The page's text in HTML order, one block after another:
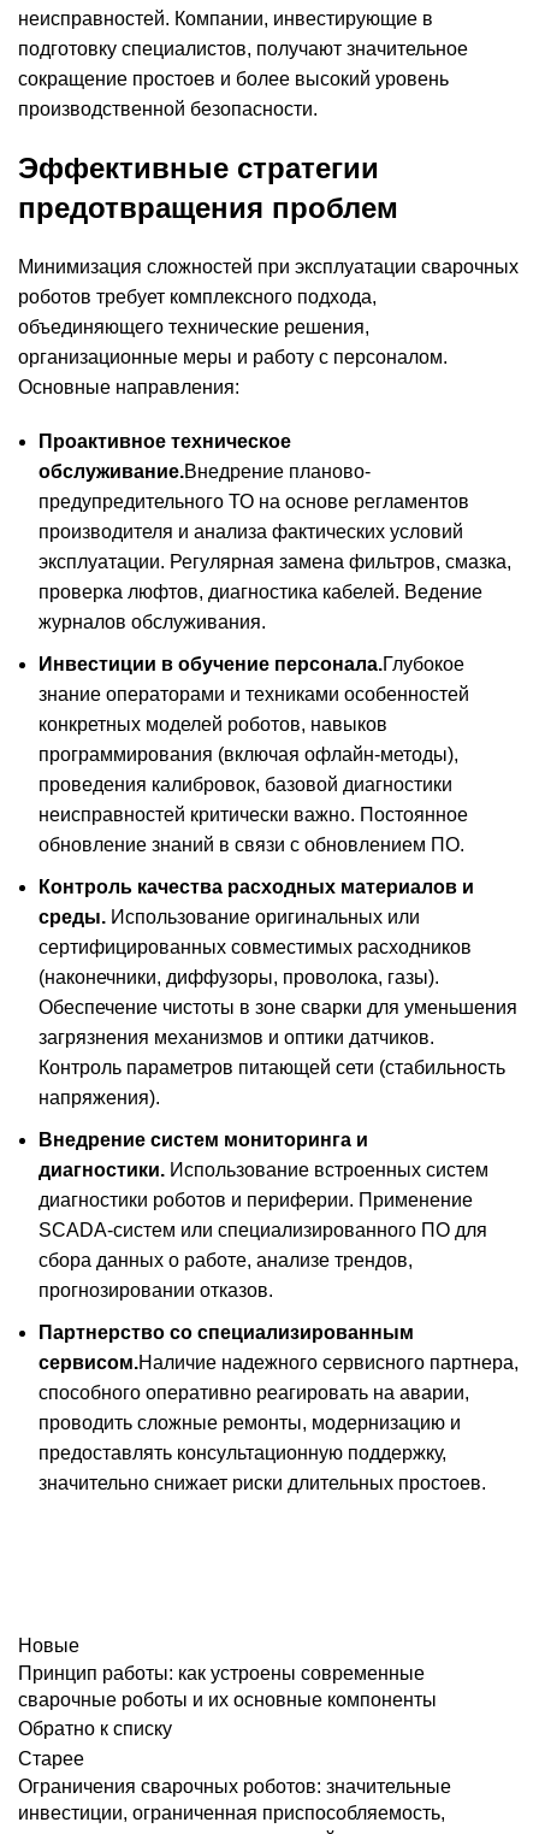
неисправностей. Компании, инвестирующие в
подготовку специалистов, получают значительное
сокращение простоев и более высокий уровень
производственной безопасности.
Эффективные стратегии
предотвращения проблем
Минимизация сложностей при эксплуатации сварочных
роботов требует комплексного подхода,
объединяющего технические решения,
организационные меры и работу с персоналом.
Основные направления:
Проактивное техническое
обслуживание.Внедрение планово-
предупредительного ТО на основе регламентов
производителя и анализа фактических условий
эксплуатации. Регулярная замена фильтров, смазка,
проверка люфтов, диагностика кабелей. Ведение
журналов обслуживания.
Инвестиции в обучение персонала.Глубокое
знание операторами и техниками особенностей
конкретных моделей роботов, навыков
программирования (включая офлайн-методы),
проведения калибровок, базовой диагностики
неисправностей критически важно. Постоянное
обновление знаний в связи с обновлением ПО.
Контроль качества расходных материалов и
среды. Использование оригинальных или
сертифицированных совместимых расходников
(наконечники, диффузоры, проволока, газы).
Обеспечение чистоты в зоне сварки для уменьшения
загрязнения механизмов и оптики датчиков.
Контроль параметров питающей сети (стабильность
напряжения).
Внедрение систем мониторинга и
диагностики. Использование встроенных систем
диагностики роботов и периферии. Применение
SCADA-систем или специализированного ПО для
сбора данных о работе, анализе трендов,
прогнозировании отказов.
Партнерство со специализированным
сервисом.Наличие надежного сервисного партнера,
способного оперативно реагировать на аварии,
проводить сложные ремонты, модернизацию и
предоставлять консультационную поддержку,
значительно снижает риски длительных простоев.
Новые
Принцип работы: как устроены современные
сварочные роботы и их основные компоненты
Обратно к списку
Старее
Ограничения сварочных роботов: значительные
инвестиции, ограниченная приспособляемость,